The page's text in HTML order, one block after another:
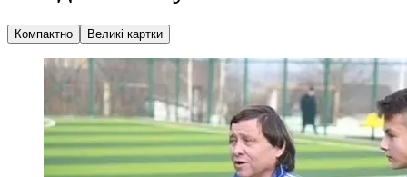
Компактно Великі картки